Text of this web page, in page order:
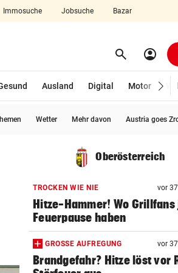
Immosuche Jobsuche Bazar
search Suchen
account_circle
Ausland Digital Motor
Wetter Mehr davon Austria goes
Oberösterreich
TROCKEN WIE NIE vor
Hitze-Hammer! Wo
Feuerpause haben
GROSSE AUFREGUNG vor
Brandgefahr? Hitze löst vor